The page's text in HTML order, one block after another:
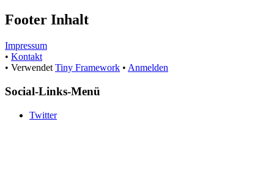
Footer Inhalt
Impressum
• Kontakt
• Verwendet Tiny Framework • Anmelden
Social-Links-Menü
Twitter